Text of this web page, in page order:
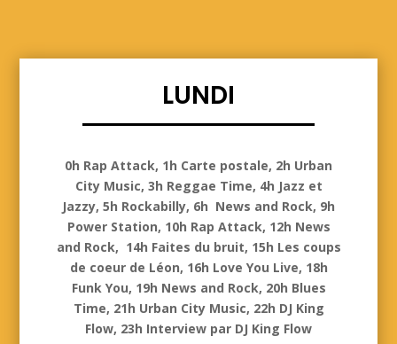
LUNDI
0h Rap Attack, 1h Carte postale, 2h Urban
City Music, 3h Reggae Time, 4h Jazz et
Jazzy, 5h Rockabilly, 6h News and Rock, 9h
Power Station, 10h Rap Attack, 12h News
and Rock, 14h Faites du bruit, 15h Les coups
de coeur de Léon, 16h Love You Live, 18h
Funk You, 19h News and Rock, 20h Blues
Time, 21h Urban City Music, 22h DJ King
Flow, 23h Interview par DJ King Flow